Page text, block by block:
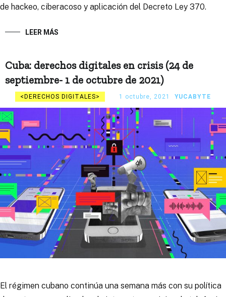
de hackeo, ciberacoso y aplicación del Decreto Ley 370.
LEER MÁS
Cuba: derechos digitales en crisis (24 de
septiembre- 1 de octubre de 2021)
DERECHOS DIGITALES 1 octubre, 2021 YUCABYTE
El régimen cubano continúa una semana más con su política